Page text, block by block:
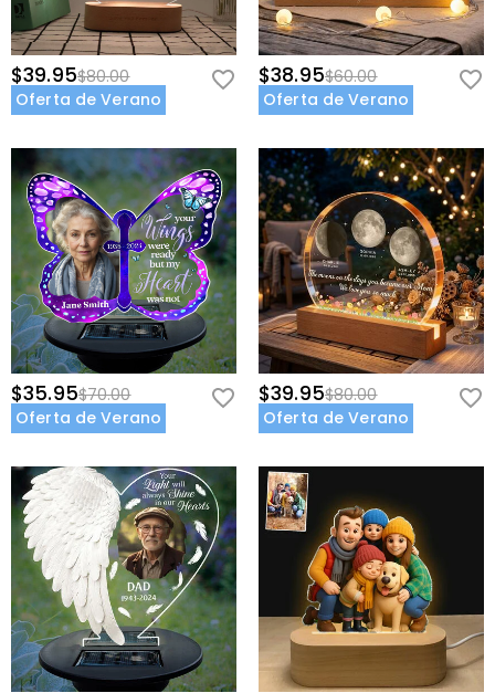
$39.95$80.00
Oferta de Verano
$38.95$60.00
Oferta de Verano
$35.95$70.00
Oferta de Verano
$39.95$80.00
Oferta de Verano